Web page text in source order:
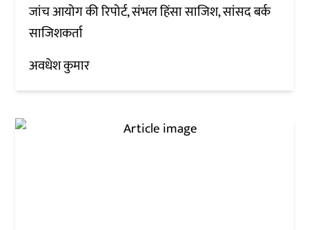
जांच आयोग की रिपोर्ट, संभल हिंसा साजिश, सांसद बर्क
साजिशकर्ता
अवधेश कुमार